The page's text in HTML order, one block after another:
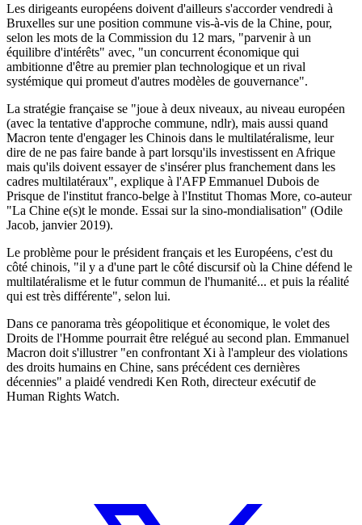
Les dirigeants européens doivent d'ailleurs s'accorder vendredi à
Bruxelles sur une position commune vis-à-vis de la Chine, pour,
selon les mots de la Commission du 12 mars, "parvenir à un
équilibre d'intérêts" avec, "un concurrent économique qui
ambitionne d'être au premier plan technologique et un rival
systémique qui promeut d'autres modèles de gouvernance".
La stratégie française se "joue à deux niveaux, au niveau européen
(avec la tentative d'approche commune, ndlr), mais aussi quand
Macron tente d'engager les Chinois dans le multilatéralisme, leur
dire de ne pas faire bande à part lorsqu'ils investissent en Afrique
mais qu'ils doivent essayer de s'insérer plus franchement dans les
cadres multilatéraux", explique à l'AFP Emmanuel Dubois de
Prisque de l'institut franco-belge à l'Institut Thomas More, co-auteur
"La Chine e(s)t le monde. Essai sur la sino-mondialisation" (Odile
Jacob, janvier 2019).
Le problème pour le président français et les Européens, c'est du
côté chinois, "il y a d'une part le côté discursif où la Chine défend le
multilatéralisme et le futur commun de l'humanité... et puis la réalité
qui est très différente", selon lui.
Dans ce panorama très géopolitique et économique, le volet des
Droits de l'Homme pourrait être relégué au second plan. Emmanuel
Macron doit s'illustrer "en confrontant Xi à l'ampleur des violations
des droits humains en Chine, sans précédent ces dernières
décennies" a plaidé vendredi Ken Roth, directeur exécutif de
Human Rights Watch.